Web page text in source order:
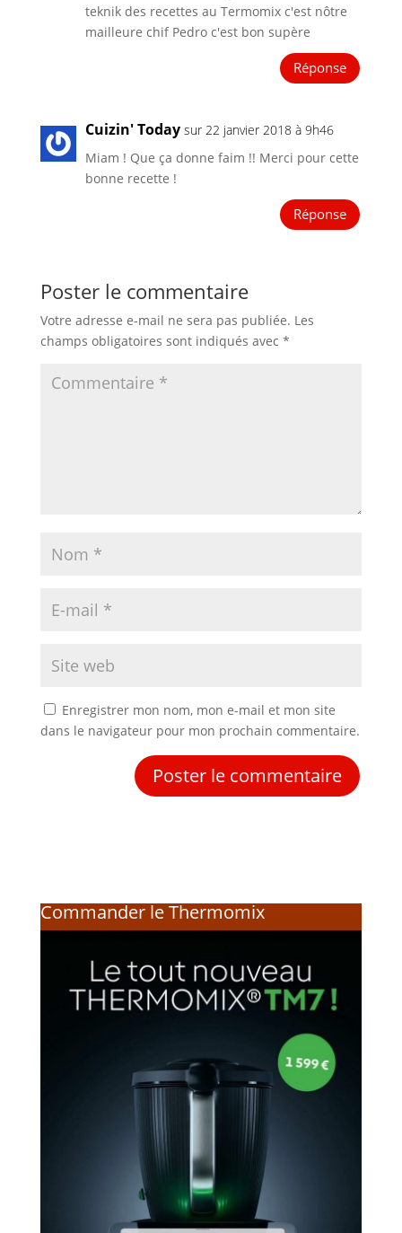
teknik des recettes au Termomix c'est nôtre
mailleure chif Pedro c'est bon supère
Réponse
Cuizin' Today sur 22 janvier 2018 à 9h46
Miam ! Que ça donne faim !! Merci pour cette
bonne recette !
Réponse
Poster le commentaire
Votre adresse e-mail ne sera pas publiée. Les
champs obligatoires sont indiqués avec *
Enregistrer mon nom, mon e-mail et mon site
dans le navigateur pour mon prochain commentaire.
Commander le Thermomix